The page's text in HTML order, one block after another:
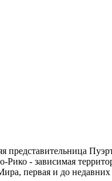
представительница
Рико - зависимая
первая и до